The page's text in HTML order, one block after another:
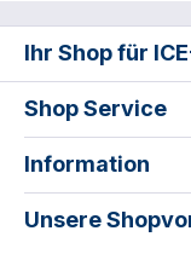
Ihr Shop für
Shop Service
Information
Unsere